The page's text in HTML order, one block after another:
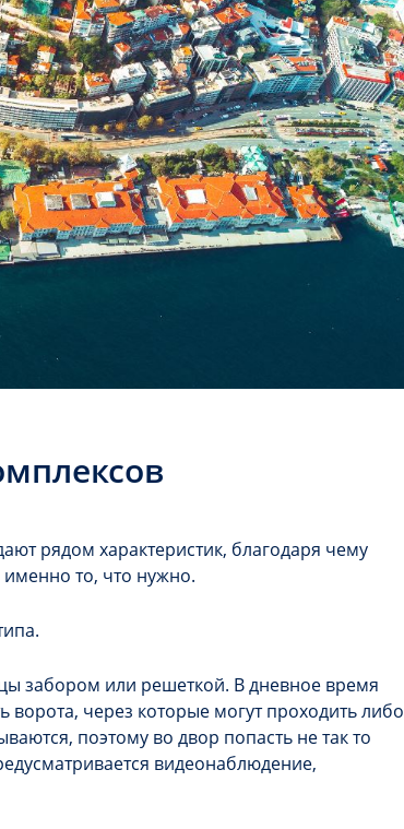
рядом характеристик, благодаря чему
то, что нужно.
забором или решеткой. В дневное время
ворота, через которые могут проходить либо
поэтому во двор попасть не так то
видеонаблюдение,